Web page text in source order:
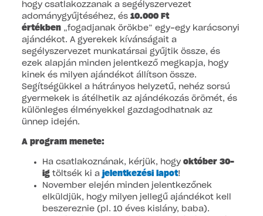
hogy csatlakozzanak a segélyszervezet
adománygyűjtéséhez, és 10.000 Ft
értékben„fogadjanak örökbe” egy-egy karácsonyi
ajándékot. A gyerekek kívánságait a
segélyszervezet munkatársai gyűjtik össze, és
ezek alapján minden jelentkező megkapja, hogy
kinek és milyen ajándékot állítson össze.
Segítségükkel a hátrányos helyzetű, nehéz sorsú
gyermekek is átélhetik az ajándékozás örömét, és
különleges élményekkel gazdagodhatnak az
ünnep idején.
A program menete:
Ha csatlakoznának, kérjük, hogy október 30-
igtöltsék ki a jelentkezési lapot!
November elején minden jelentkezőnek
elküldjük, hogy milyen jellegű ajándékot kell
beszereznie (pl. 10 éves kislány, baba).